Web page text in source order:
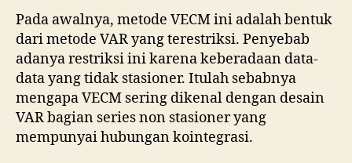
Pada awalnya, metode VECM ini adalah bentuk
dari metode VAR yang terestriksi. Penyebab
adanya restriksi ini karena keberadaan data-
data yang tidak stasioner. Itulah sebabnya
mengapa VECM sering dikenal dengan desain
VAR bagian series non stasioner yang
mempunyai hubungan kointegrasi.